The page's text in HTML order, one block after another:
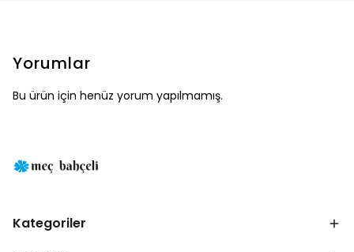
Yorumlar
Bu ürün için henüz yorum yapılmamış.
Kategoriler